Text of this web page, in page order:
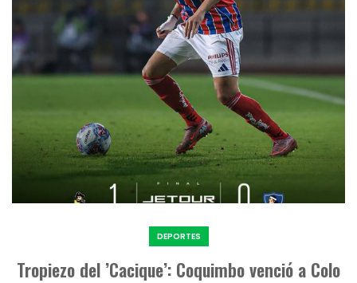
DEPORTES
Tropiezo del ’Cacique’: Coquimbo venció a Colo